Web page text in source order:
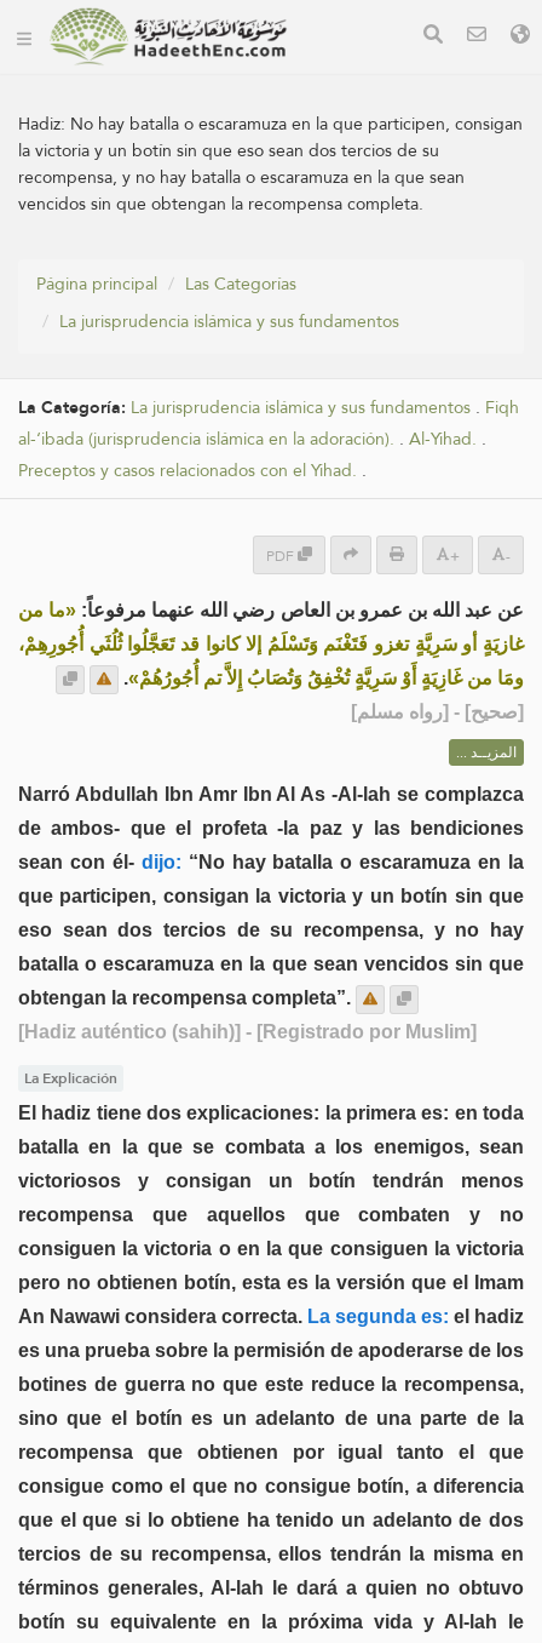
Hadiz: No hay batalla o escaramuza en la que participen, consigan
la victoria y un botín sin que eso sean dos tercios de su
recompensa, y no hay batalla o escaramuza en la que sean
vencidos sin que obtengan la recompensa completa.
Página principal
Las Categorías
La jurisprudencia islámica y sus fundamentos
La Categoría: La jurisprudencia islámica y sus fundamentos . Fiqh
al-‘ibada (jurisprudencia islámica en la adoración). . Al-Yihad. .
Preceptos y casos relacionados con el Yihad. .
PDF + -
عن عبد الله بن عمرو بن العاص رضي الله عنهما مرفوعاً: «ما من
غازيَةٍ أو سَرِيَّةٍ تغزو فَتَغْنَم وَتَسْلَمُ إلا كانوا قد تَعَجَّلُوا ثُلُثَي أُجُورِهِمْ،
ومَا من غَازِيَةٍ أَوْ سَرِيَّةٍ تُخْفِقُ وَتُصَابُ إِلاَّ تم أُجُورُهُمْ».
[صحيح] - [رواه مسلم]
المزيــد ...
Narró Abdullah Ibn Amr Ibn Al As -Al-lah se complazca
de ambos- que el profeta -la paz y las bendiciones
sean con él-dijo: “No hay batalla o escaramuza en la
que participen, consigan la victoria y un botín sin que
eso sean dos tercios de su recompensa, y no hay
batalla o escaramuza en la que sean vencidos sin que
obtengan la recompensa completa”.
[Hadiz auténtico (sahih)] - [Registrado por Muslim]
La Explicación
El hadiz tiene dos explicaciones: la primera es: en toda
batalla en la que se combata a los enemigos, sean
victoriosos y consigan un botín tendrán menos
recompensa que aquellos que combaten y no
consiguen la victoria o en la que consiguen la victoria
pero no obtienen botín, esta es la versión que el Imam
An Nawawi considera correcta. La segunda es: el hadiz
es una prueba sobre la permisión de apoderarse de los
botines de guerra no que este reduce la recompensa,
sino que el botín es un adelanto de una parte de la
recompensa que obtienen por igual tanto el que
consigue como el que no consigue botín, a diferencia
que el que si lo obtiene ha tenido un adelanto de dos
tercios de su recompensa, ellos tendrán la misma en
términos generales, Al-lah le dará a quien no obtuvo
botín su equivalente en la próxima vida y Al-lah le